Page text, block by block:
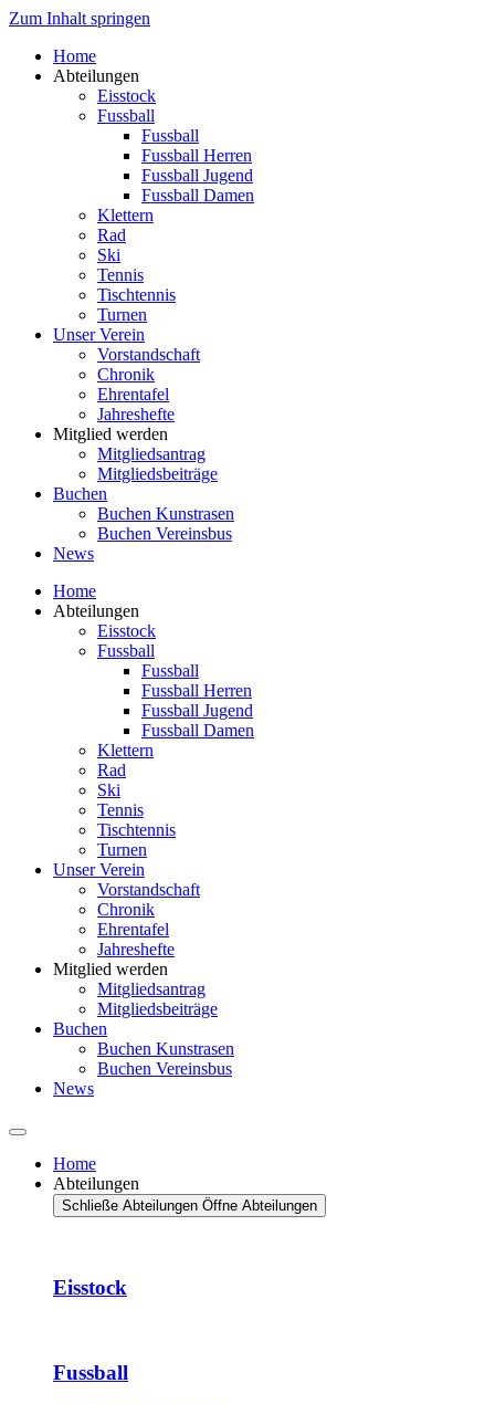
Zum Inhalt springen
Home
Abteilungen
Eisstock
Fussball
Fussball
Fussball Herren
Fussball Jugend
Fussball Damen
Klettern
Rad
Ski
Tennis
Tischtennis
Turnen
Unser Verein
Vorstandschaft
Chronik
Ehrentafel
Jahreshefte
Mitglied werden
Mitgliedsantrag
Mitgliedsbeiträge
Buchen
Buchen Kunstrasen
Buchen Vereinsbus
News
Home
Abteilungen
Eisstock
Fussball
Fussball
Fussball Herren
Fussball Jugend
Fussball Damen
Klettern
Rad
Ski
Tennis
Tischtennis
Turnen
Unser Verein
Vorstandschaft
Chronik
Ehrentafel
Jahreshefte
Mitglied werden
Mitgliedsantrag
Mitgliedsbeiträge
Buchen
Buchen Kunstrasen
Buchen Vereinsbus
News
Home
Abteilungen
Schließe Abteilungen Öffne Abteilungen
Eisstock
Fussball